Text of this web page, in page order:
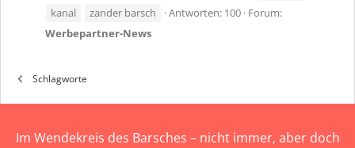
kanal
zander barsch Antworten: 100 Forum:
Werbepartner-News
Schlagworte
Im Wendekreis des Barsches – nicht immer, aber doch